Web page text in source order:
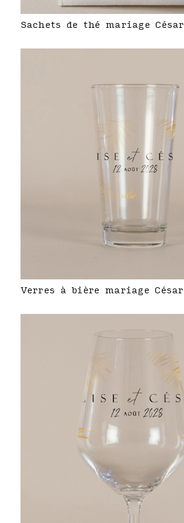
Sachets de thé mariage César
Verres à bière mariage César